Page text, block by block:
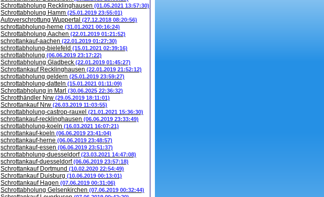
Schrottabholung Recklinghausen (01.05.2021 13:57:30)
Schrottabholung Hamm (25.01.2019 23:55:01)
Autoverschrottung Wuppertal (27.12.2018 08:20:56)
schrottabholung-herne (31.01.2021 00:16:24)
Schrottabholung Aachen (22.01.2019 01:21:52)
schrottankauf-aachen (22.01.2019 01:27:30)
schrottabholung-bielefeld (15.01.2021 02:39:16)
schrottabholung (06.06.2019 23:17:22)
Schrottabholung Gladbeck (22.01.2019 01:45:27)
Schrottankauf Recklinghausen (22.01.2019 21:52:12)
schrottabholung geldern (25.01.2019 23:59:27)
schrottabholung-datteln (15.01.2021 01:11:09)
Schrottabholung in Marl (30.06.2025 22:36:32)
Schrotthändler Nrw (29.05.2019 18:11:01)
Schrottankauf Nrw (26.03.2019 11:03:55)
schrottabholung-castrop-rauxel (21.01.2021 15:36:30)
schrottankauf-recklinghausen (06.06.2019 23:33:49)
schrottabholung-koeln (16.03.2021 16:07:21)
schrottankauf-koeln (06.06.2019 23:41:04)
schrottankauf-herne (06.06.2019 23:48:57)
schrottankauf-essen (06.06.2019 23:51:37)
schrottabholung-duesseldorf(23.03.2021 14:47:08)
schrottankauf-duesseldorf(06.06.2019 23:57:18)
Schrottankauf Dortmund (10.02.2020 22:54:49)
Schrottankauf Duisburg (10.06.2019 00:13:01)
Schrottankauf Hagen (07.06.2019 00:31:06)
Schrottabholung Gelsenkirchen (07.06.2019 00:32:44)